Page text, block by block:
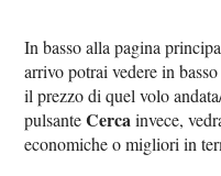
In basso alla pagina
arrivo potrai vedere in
il prezzo di quel volo
pulsanteCercainvece,
economiche o migliori in